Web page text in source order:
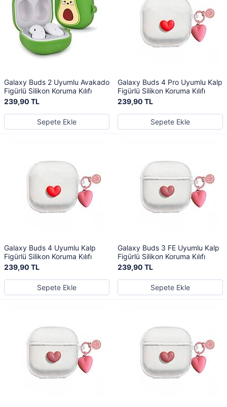
Galaxy Buds 2 Uyumlu Avakado
Figürlü Silikon Koruma Kılıfı
239,90 TL
Sepete Ekle
Galaxy Buds 4 Pro Uyumlu Kalp
Figürlü Silikon Koruma Kılıfı
239,90 TL
Sepete Ekle
Galaxy Buds 4 Uyumlu Kalp
Figürlü Silikon Koruma Kılıfı
239,90 TL
Sepete Ekle
Galaxy Buds 3 FE Uyumlu Kalp
Figürlü Silikon Koruma Kılıfı
239,90 TL
Sepete Ekle